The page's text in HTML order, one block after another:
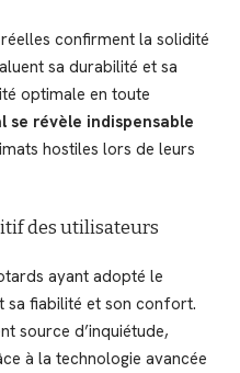
confirment la solidité
sa durabilité et sa
optimale en toute
se révèle indispensable
hostiles lors de leurs
des utilisateurs
ayant adopté le
sa fiabilité et son confort.
source d’inquiétude,
à la technologie avancée